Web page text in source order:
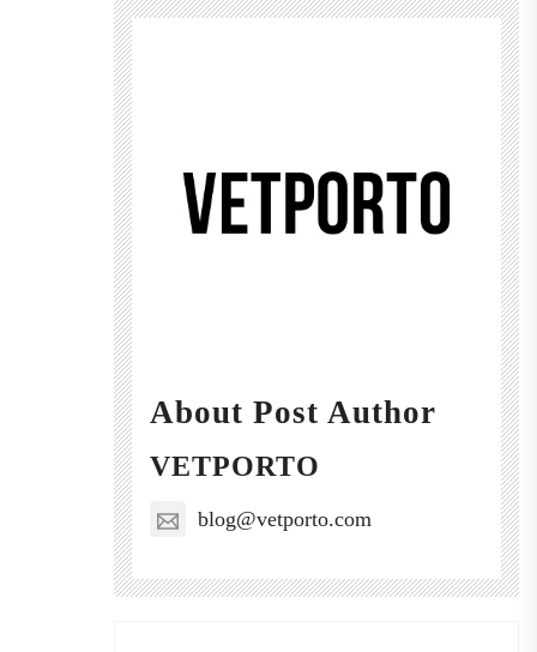
About Post Author
VETPORTO
blog@vetporto.com